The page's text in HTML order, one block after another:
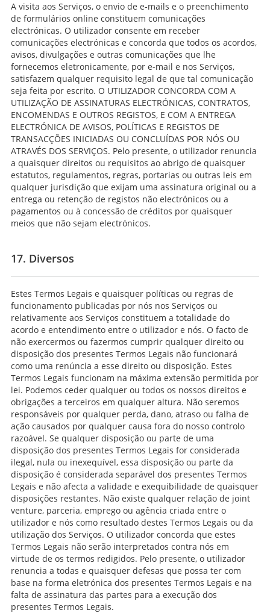
A visita aos Serviços, o envio de e-mails e o preenchimento
de formulários online constituem comunicações
electrónicas. O utilizador consente em receber
comunicações electrónicas e concorda que todos os acordos,
avisos, divulgações e outras comunicações que lhe
fornecemos eletronicamente, por e-mail e nos Serviços,
satisfazem qualquer requisito legal de que tal comunicação
seja feita por escrito. O UTILIZADOR CONCORDA COM A
UTILIZAÇÃO DE ASSINATURAS ELECTRÓNICAS, CONTRATOS,
ENCOMENDAS E OUTROS REGISTOS, E COM A ENTREGA
ELECTRÓNICA DE AVISOS, POLÍTICAS E REGISTOS DE
TRANSACÇÕES INICIADAS OU CONCLUÍDAS POR NÓS OU
ATRAVÉS DOS SERVIÇOS. Pelo presente, o utilizador renuncia
a quaisquer direitos ou requisitos ao abrigo de quaisquer
estatutos, regulamentos, regras, portarias ou outras leis em
qualquer jurisdição que exijam uma assinatura original ou a
entrega ou retenção de registos não electrónicos ou a
pagamentos ou à concessão de créditos por quaisquer
meios que não sejam electrónicos.
17. Diversos
Estes Termos Legais e quaisquer políticas ou regras de
funcionamento publicadas por nós nos Serviços ou
relativamente aos Serviços constituem a totalidade do
acordo e entendimento entre o utilizador e nós. O facto de
não exercermos ou fazermos cumprir qualquer direito ou
disposição dos presentes Termos Legais não funcionará
como uma renúncia a esse direito ou disposição. Estes
Termos Legais funcionam na máxima extensão permitida por
lei. Podemos ceder qualquer ou todos os nossos direitos e
obrigações a terceiros em qualquer altura. Não seremos
responsáveis por qualquer perda, dano, atraso ou falha de
ação causados por qualquer causa fora do nosso controlo
razoável. Se qualquer disposição ou parte de uma
disposição dos presentes Termos Legais for considerada
ilegal, nula ou inexequível, essa disposição ou parte da
disposição é considerada separável dos presentes Termos
Legais e não afecta a validade e exequibilidade de quaisquer
disposições restantes. Não existe qualquer relação de joint
venture, parceria, emprego ou agência criada entre o
utilizador e nós como resultado destes Termos Legais ou da
utilização dos Serviços. O utilizador concorda que estes
Termos Legais não serão interpretados contra nós em
virtude de os termos redigidos. Pelo presente, o utilizador
renuncia a todas e quaisquer defesas que possa ter com
base na forma eletrónica dos presentes Termos Legais e na
falta de assinatura das partes para a execução dos
presentes Termos Legais.